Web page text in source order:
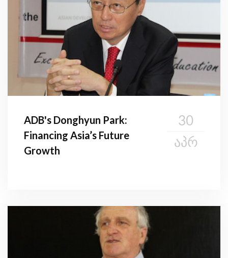
ADB's Donghyun Park:
Financing Asia’s Future
Growth
30
ᲐᲞᲠ